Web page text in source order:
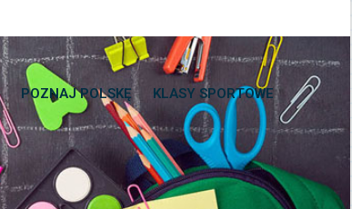
POZNAJ POLSKĘ KLASY SPORTOWE